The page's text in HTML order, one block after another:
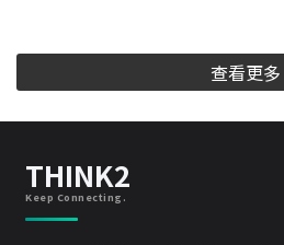
查看更多
THINK2
Keep Connecting.